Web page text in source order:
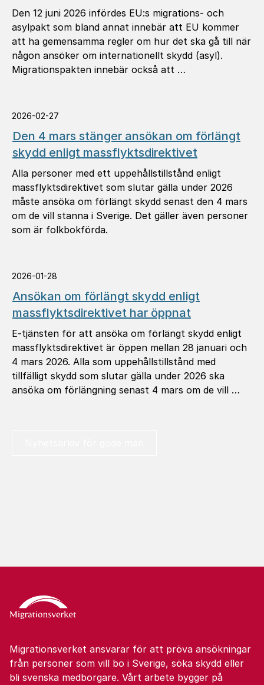
Den 12 juni 2026 infördes EU:s migrations- och
asylpakt som bland annat innebär att EU kommer
att ha gemensamma regler om hur det ska gå till när
någon ansöker om internationellt skydd (asyl).
Migrationspakten innebär också att …
2026-02-27
Den 4 mars stänger ansökan om förlängt
skydd enligt massflyktsdirektivet
Alla personer med ett uppehållstillstånd enligt
massflyktsdirektivet som slutar gälla under 2026
måste ansöka om förlängt skydd senast den 4 mars
om de vill stanna i Sverige. Det gäller även personer
som är folkbokförda.
2026-01-28
Ansökan om förlängt skydd enligt
massflyktsdirektivet har öppnat
E-tjänsten för att ansöka om förlängt skydd enligt
massflyktsdirektivet är öppen mellan 28 januari och
4 mars 2026. Alla som uppehållstillstånd med
tillfälligt skydd som slutar gälla under 2026 ska
ansöka om förlängning senast 4 mars om de vill …
Migrationsverket ansvarar för att pröva ansökningar
från personer som vill bo i Sverige, söka skydd eller
bli svenska medborgare. Vårt arbete bygger på